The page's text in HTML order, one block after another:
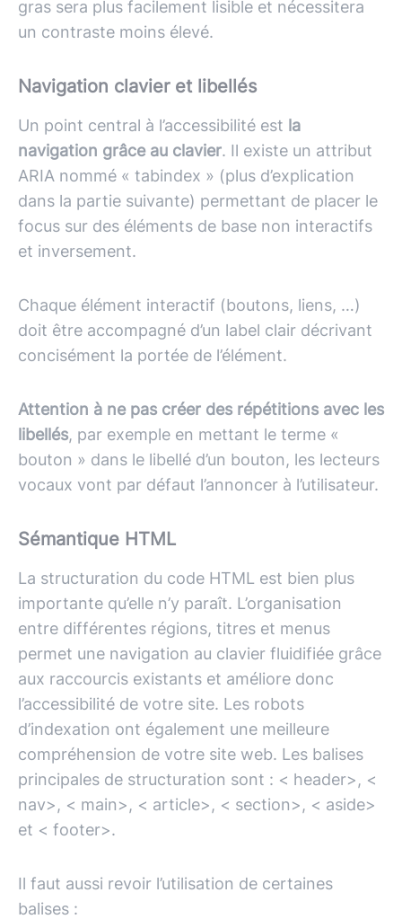
gras sera plus facilement lisible et nécessitera
un contraste moins élevé.
Navigation clavier et libellés
Un point central à l’accessibilité est la
navigation grâce au clavier. Il existe un attribut
ARIA nommé « tabindex » (plus d’explication
dans la partie suivante) permettant de placer le
focus sur des éléments de base non interactifs
et inversement.
Chaque élément interactif (boutons, liens, …)
doit être accompagné d’un label clair décrivant
concisément la portée de l’élément.
Attention à ne pas créer des répétitions avec les
libellés, par exemple en mettant le terme «
bouton » dans le libellé d’un bouton, les lecteurs
vocaux vont par défaut l’annoncer à l’utilisateur.
Sémantique HTML
La structuration du code HTML est bien plus
importante qu’elle n’y paraît. L’organisation
entre différentes régions, titres et menus
permet une navigation au clavier fluidifiée grâce
aux raccourcis existants et améliore donc
l’accessibilité de votre site. Les robots
d’indexation ont également une meilleure
compréhension de votre site web. Les balises
principales de structuration sont : < header>, <
nav>, < main>, < article>, < section>, < aside>
et < footer>.
Il faut aussi revoir l’utilisation de certaines
balises :